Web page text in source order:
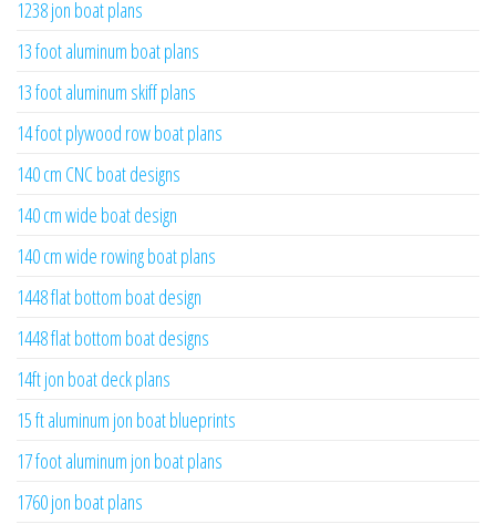
1238 jon boat plans
13 foot aluminum boat plans
13 foot aluminum skiff plans
14 foot plywood row boat plans
140 cm CNC boat designs
140 cm wide boat design
140 cm wide rowing boat plans
1448 flat bottom boat design
1448 flat bottom boat designs
14ft jon boat deck plans
15 ft aluminum jon boat blueprints
17 foot aluminum jon boat plans
1760 jon boat plans